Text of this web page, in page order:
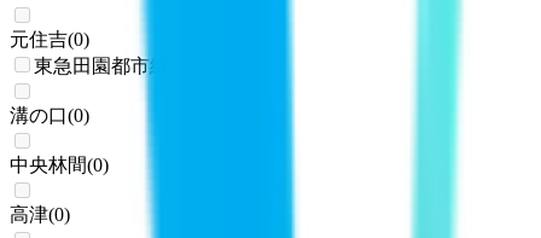
元住吉(0)
東急田園都市線
溝の口(0)
中央林間(0)
高津(0)